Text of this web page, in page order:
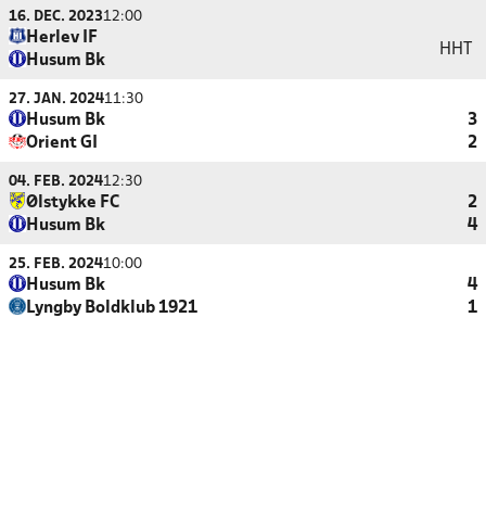
16. DEC. 202312:00
Herlev IF
Husum Bk
HHT
27. JAN. 202411:30
Husum Bk
3
Orient GI
2
04. FEB. 202412:30
Ølstykke FC
2
Husum Bk
4
25. FEB. 202410:00
Husum Bk
4
Lyngby Boldklub 1921
1